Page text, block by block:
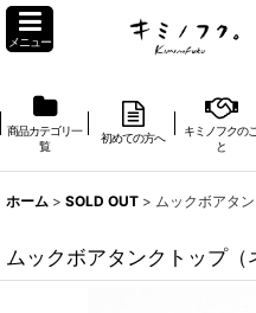
メニュー
商品カテゴリ一
覧
初めての方へ
キミノフクのこ
と
ホーム > SOLD OUT > ムックボアタ
ムックボアタンクトップ（